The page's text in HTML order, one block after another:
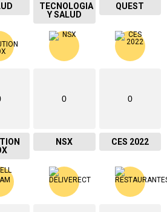
TECNOLOGIA
Y SALUD
QUEST
0
NSX
0
CES 2022